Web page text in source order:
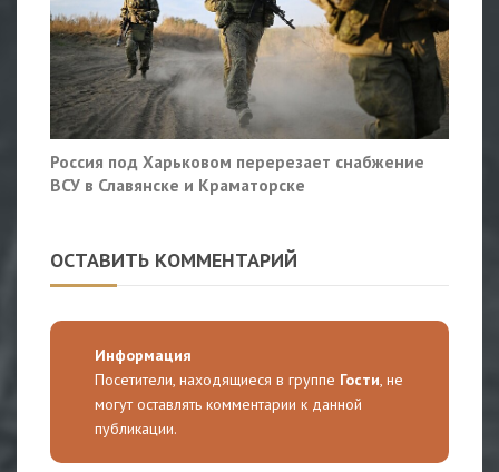
Россия под Харьковом перерезает снабжение
ВСУ в Славянске и Краматорске
ОСТАВИТЬ КОММЕНТАРИЙ
Информация
Посетители, находящиеся в группе Гости, не
могут оставлять комментарии к данной
публикации.